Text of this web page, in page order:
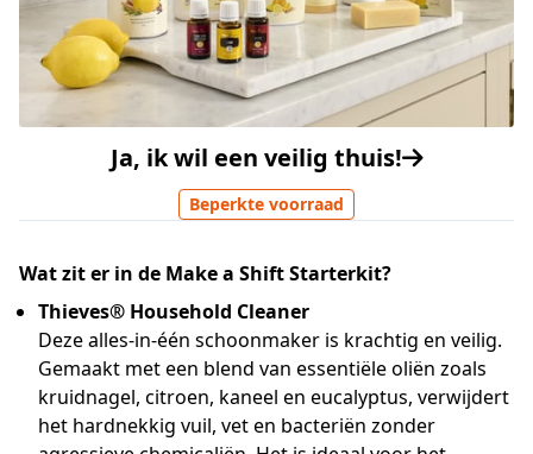
Ja, ik wil een veilig thuis!
Beperkte voorraad
Wat zit er in de Make a Shift Starterkit?
Thieves® Household Cleaner
Deze alles-in-één schoonmaker is krachtig en veilig.
Gemaakt met een blend van essentiële oliën zoals
kruidnagel, citroen, kaneel en eucalyptus, verwijdert
het hardnekkig vuil, vet en bacteriën zonder